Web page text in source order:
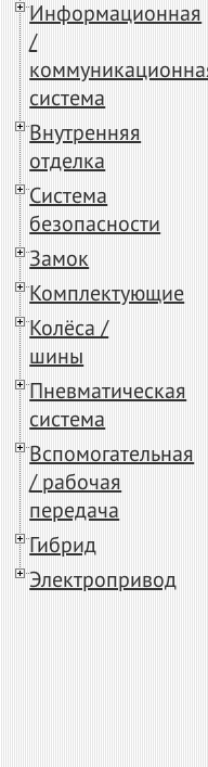
Информационная
/
система
Внутренняя
отделка
Система
безопасности
Замок
Комплектующие
Колёса /
шины
Пневматическая
система
Вспомогательная
/ рабочая
передача
Гибрид
Электропривод